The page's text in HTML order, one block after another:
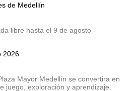
de Medellín
libre hasta el 9 de agosto
2026
Mayor Medellín se convertira en
juego, exploración y aprendizaje.